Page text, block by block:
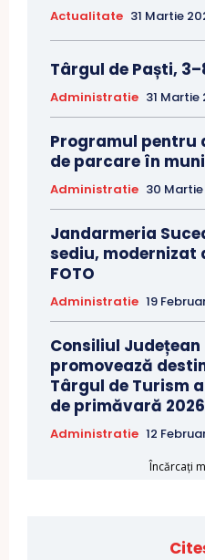
Actualitate 31 Martie
Târgul de Paști,
Administratie 31 Martie
Programul
de parcare în
Administratie 30
Jandarmeria
sediu, modernizat
FOTO
Administratie 19
Consiliul Județean
promovează
Târgul de Turism
de primăvară 2026
Administratie 12
Încărcați